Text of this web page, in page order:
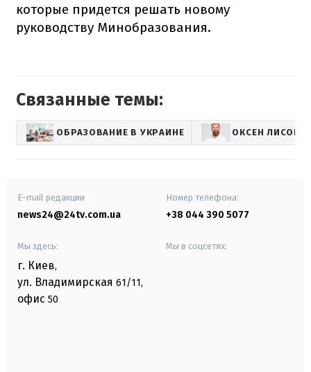
которые придется решать новому
руководству Минобразования.
Связанные темы:
ОБРАЗОВАНИЕ В УКРАИНЕ ОКСЕН
E-mail редакции
news24@24tv.com.ua
Номер телефона:
+38 044 390 5077
Мы здесь:
г. Киев,
ул. Владимирская 61/11,
офис 50
Мы в соцсетях: